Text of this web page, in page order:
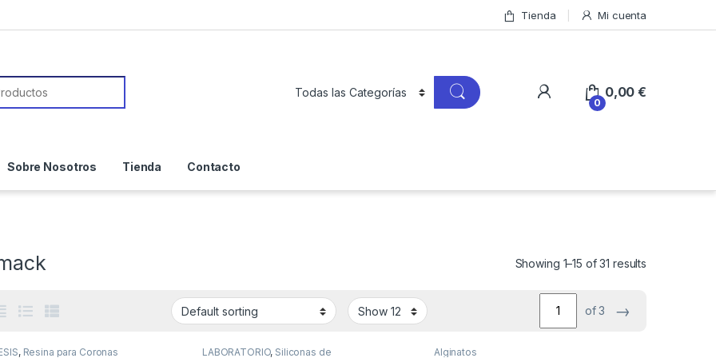
Tienda Mi cuenta
0
0,00€
Sobre Nosotros Tienda Contacto
Showing 1–15 of 31 results
of 3 →
, Resina para Coronas
LABORATORIO, Siliconas de
Alginatos